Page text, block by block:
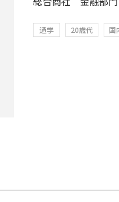
通学 20歳代 国